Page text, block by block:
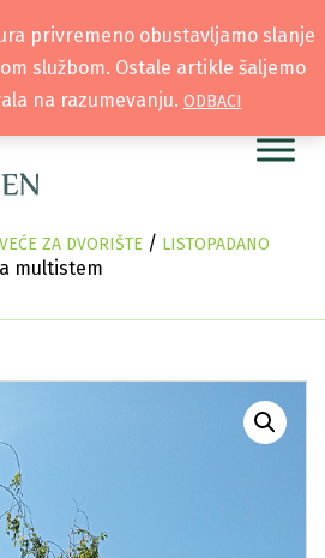
ZA DVORIŠTE / LISTOPADANO
multistem
privremeno obustavljamo slanje
službom. Ostale artikle šaljemo
na razumevanju. ODBACI